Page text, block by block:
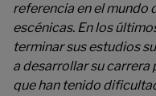
referencia en el mundo
escénicas. En los
terminar sus estudios
a desarrollar su carrera
que han tenido